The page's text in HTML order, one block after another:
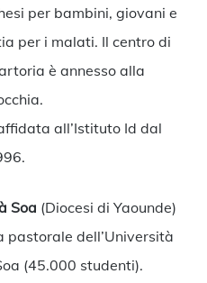
per bambini, giovani e
per i malati. Il centro di
è annesso alla
all’Istituto Id dal
Soa (Diocesi di Yaounde)
pastorale dell’Università
(45.000 studenti).